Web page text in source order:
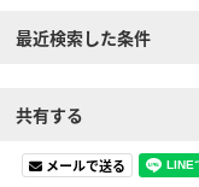
最近検索した条件
共有する
メールで送る